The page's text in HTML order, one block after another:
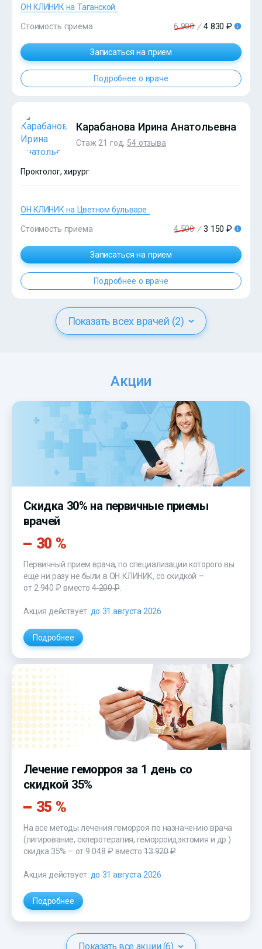
?>
ОН КЛИНИК на Таганской
Стоимость приема 6 900 / 4 830 ₽
Записаться на прием
Подробнее о враче
?>
Карабанова Ирина Анатольевна
Стаж 21 год, 54 отзыва
Проктолог, хирург
ОН КЛИНИК на Цветном бульваре
Стоимость приема 4 500 / 3 150 ₽
Записаться на прием
Подробнее о враче
Показать всех врачей (2)
Акции
Скидка 30% на первичные приемы
врачей
30 %
Первичный прием врача, по специализации которого вы
еще ни разу не были в ОН КЛИНИК, со скидкой –
от 2 940 ₽ вместо4 200 ₽.
Акция действует: до 31 августа 2026
Подробнее
Лечение геморроя за 1 день со
скидкой 35%
35 %
На все методы лечения геморроя по назначению врача
(лигирование, склеротерапия, геморроидэктомия и др.)
скидка 35% – от 9 048 ₽ вместо 13 920 ₽.
Акция действует: до 31 августа 2026
Подробнее
Показать все акции (6)